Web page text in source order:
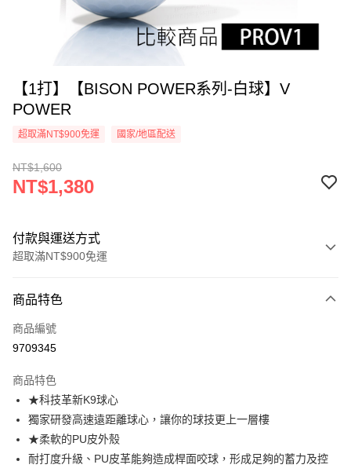
【1打】【BISON POWER系列-白球】V
POWER
超取滿NT$900免運 國家/地區配送
NT$1,600
NT$1,380
付款與運送方式
超取滿NT$900免運
信用卡一次付款
超商取貨付款
街口支付
悠遊付
AFTEE先享後付
商品特色
商品編號
9709345
商品特色
★科技革新K9球心
獨家研發高速遠距離球心，讓你的球技更上一層樓
★柔軟的PU皮外殼
耐打度升級、PU皮革能夠造成桿面咬球，形成足夠的蓄力及控